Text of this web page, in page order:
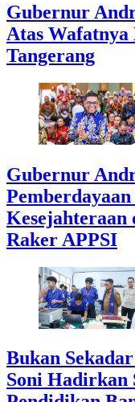
Gubernur
Atas
Tangerang
Gubernur
Kesejahteraan
Raker APPSI
Bukan
Soni Hadirkan